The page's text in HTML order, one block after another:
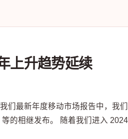
上升趋势延续
们最新年度移动市场报告中，我
的相继发布。 随着我们进入